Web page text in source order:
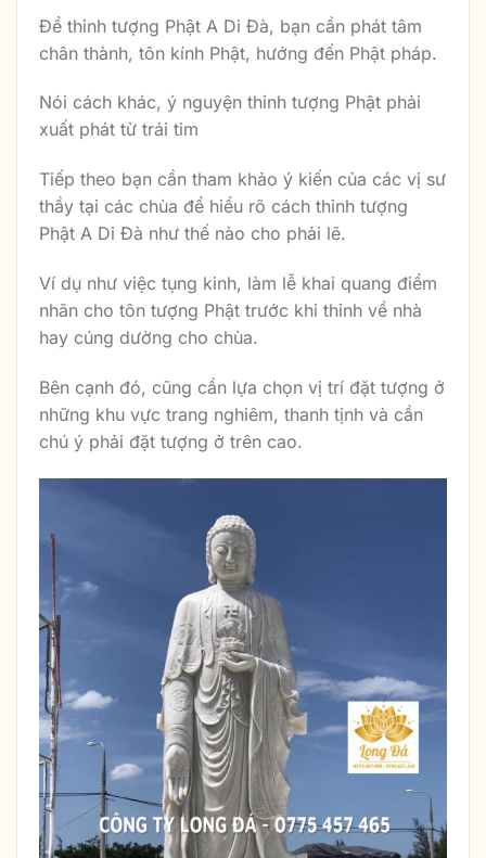
Để thỉnh tượng Phật A Di Đà, bạn cần phát tâm
chân thành, tôn kính Phật, hướng đến Phật pháp.
Nói cách khác, ý nguyện thỉnh tượng Phật phải
xuất phát từ trái tim
Tiếp theo bạn cần tham khảo ý kiến của các vị sư
thầy tại các chùa để hiểu rõ cách thỉnh tượng
Phật A Di Đà như thế nào cho phải lẽ.
Ví dụ như việc tụng kinh, làm lễ khai quang điểm
nhãn cho tôn tượng Phật trước khi thỉnh về nhà
hay cúng dường cho chùa.
Bên cạnh đó, cũng cần lựa chọn vị trí đặt tượng ở
những khu vực trang nghiêm, thanh tịnh và cần
chú ý phải đặt tượng ở trên cao.